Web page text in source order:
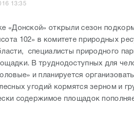
13:35
«Донской» открыли сезон
102» в комитете природных
специалисты природного
В труднодоступных для
и планируется
угодий кормятся зерном и
содержимое площадок